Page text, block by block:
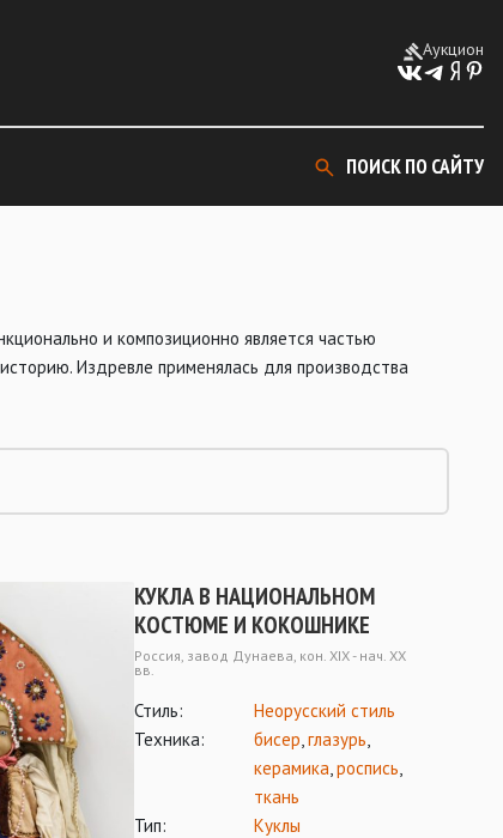
Аукцион
ПОИСК ПО САЙТУ
и композиционно является частью
Издревле применялась для производства
КУКЛА В НАЦИОНАЛЬНОМ
КОСТЮМЕ И КОКОШНИКЕ
Россия, завод Дунаева, кон. XIX - нач. XX
вв.
Стиль:
Неорусский стиль
Техника:
бисер,глазурь,
керамика,роспись,
ткань
Тип:
Куклы